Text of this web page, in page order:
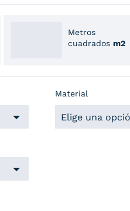
Metros
cuadrados m2
Material